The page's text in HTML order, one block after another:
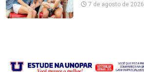
7 de agosto de 2026